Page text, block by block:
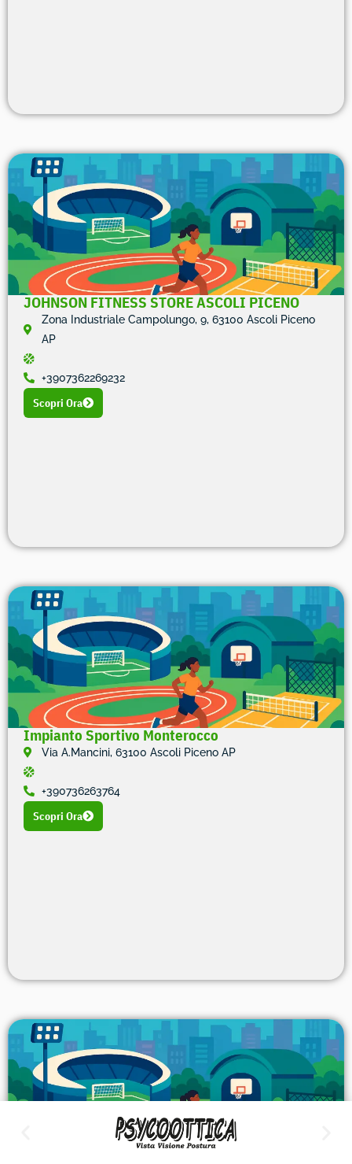
JOHNSON FITNESS STORE ASCOLI PICENO
Zona Industriale Campolungo, 9, 63100 Ascoli Piceno
AP
+3907362269232
Scopri Ora
Impianto Sportivo Monterocco
Via A.Mancini, 63100 Ascoli Piceno AP
+390736263764
Scopri Ora